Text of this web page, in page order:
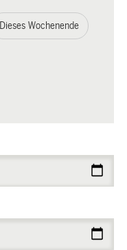
Dieses Wochenende